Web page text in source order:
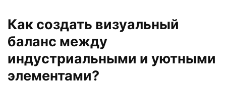
Как создать визуальный
баланс между
индустриальными и уютными
элементами?